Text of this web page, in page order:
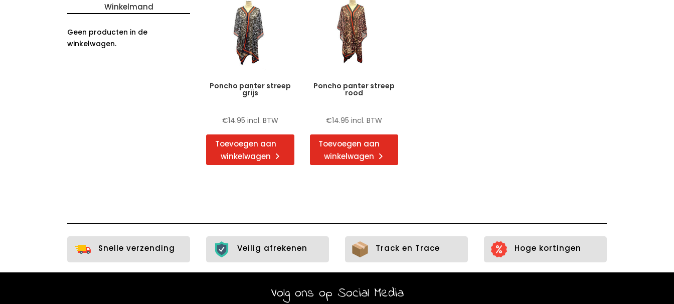
Winkelmand
Geen producten in de
winkelwagen.
Poncho panter streep
grijs
€14.95 incl. BTW
Toevoegen aan
winkelwagen
Poncho panter streep
rood
€14.95 incl. BTW
Toevoegen aan
winkelwagen
Snelle verzending Veilig afrekenen Track en Trace Hoge kortingen
Volg ons op Social Media